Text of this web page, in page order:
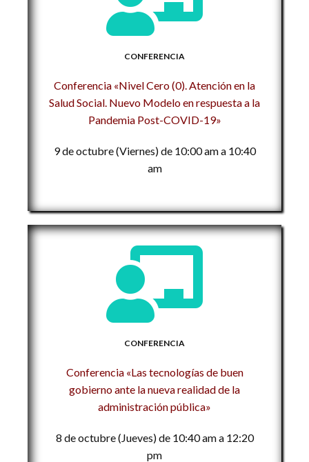
CONFERENCIA
Conferencia «Nivel Cero (0). Atención en la
Salud Social. Nuevo Modelo en respuesta a la
Pandemia Post-COVID-19»
9 de octubre (Viernes) de 10:00 am a 10:40
am
CONFERENCIA
Conferencia «Las tecnologías de buen
gobierno ante la nueva realidad de la
administración pública»
8 de octubre (Jueves) de 10:40 am a 12:20
pm